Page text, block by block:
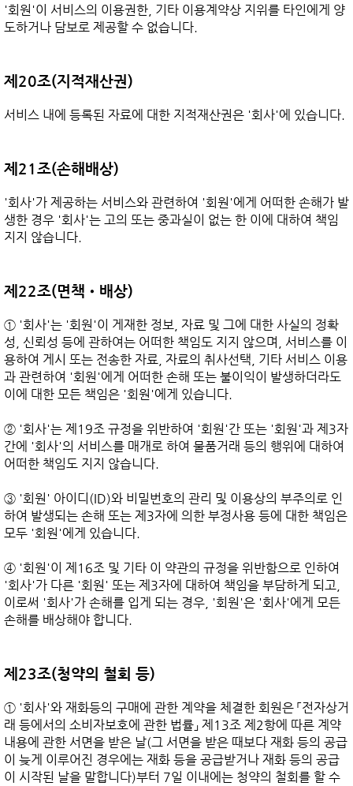
'회원'이 서비스의 이용권한, 기타 이용계약상 지위를 타인에게 양
도하거나 담보로 제공할 수 없습니다.
제20조(지적재산권)
서비스 내에 등록된 자료에 대한 지적재산권은 '회사'에 있습니다.
제21조(손해배상)
'회사'가 제공하는 서비스와 관련하여 '회원'에게 어떠한 손해가 발
생한 경우 '회사'는 고의 또는 중과실이 없는 한 이에 대하여 책임
지지 않습니다.
제22조(면책•배상)
① '회사'는 '회원'이 게재한 정보, 자료 및 그에 대한 사실의 정확
성, 신뢰성 등에 관하여는 어떠한 책임도 지지 않으며, 서비스를 이
용하여 게시 또는 전송한 자료, 자료의 취사선택, 기타 서비스 이용
과 관련하여 '회원'에게 어떠한 손해 또는 불이익이 발생하더라도
이에 대한 모든 책임은 '회원'에게 있습니다.
② '회사'는 제19조 규정을 위반하여 '회원'간 또는 '회원'과 제3자
간에 '회사'의 서비스를 매개로 하여 물품거래 등의 행위에 대하여
어떠한 책임도 지지 않습니다.
③ '회원' 아이디(ID)와 비밀번호의 관리 및 이용상의 부주의로 인
하여 발생되는 손해 또는 제3자에 의한 부정사용 등에 대한 책임은
모두 '회원'에게 있습니다.
④ '회원'이 제16조 및 기타 이 약관의 규정을 위반함으로 인하여
'회사'가 다른 '회원' 또는 제3자에 대하여 책임을 부담하게 되고,
이로써 '회사'가 손해를 입게 되는 경우, '회원'은 '회사'에게 모든
손해를 배상해야 합니다.
제23조(청약의 철회 등)
① '회사'와 재화등의 구매에 관한 계약을 체결한 회원은 「전자상거
래 등에서의 소비자보호에 관한 법률」 제13조 제2항에 따른 계약
내용에 관한 서면을 받은 날(그 서면을 받은 때보다 재화 등의 공급
이 늦게 이루어진 경우에는 재화 등을 공급받거나 재화 등의 공급
이 시작된 날을 말합니다)부터 7일 이내에는 청약의 철회를 할 수